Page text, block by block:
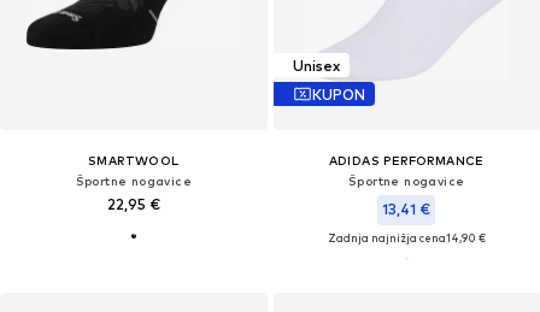
SMARTWOOL
Športne nogavice
22,95 €
Unisex
KUPON
ADIDAS PERFORMANCE
Športne nogavice
13,41 €
Zadnja najnižja cena14,90 €